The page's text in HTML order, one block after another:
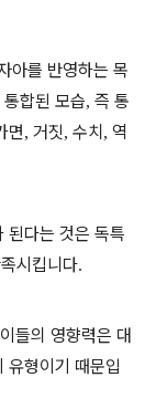
아를 반영하는 목
합된 모습, 즉 통
면, 거짓, 수치 , 역
된다는 것은 독특
시킵니다.
들의 영향력은 대
유형이기 때문입